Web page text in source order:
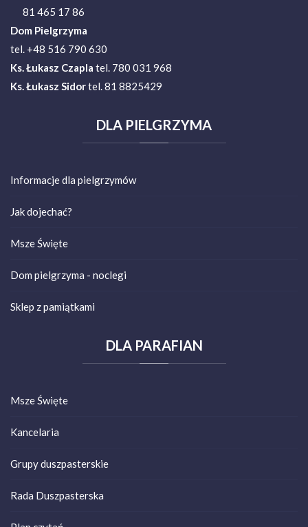
81 465 17 86
Dom Pielgrzyma
tel. +48 516 790 630
Ks.Łukasz Czapla tel. 780 031 968
Ks. Łukasz Sidortel. 81 8825429
DLA PIELGRZYMA
Informacje dla pielgrzymów
Jak dojechać?
Msze Święte
Dom pielgrzyma - noclegi
Sklep z pamiątkami
DLAPARAFIAN
Msze Święte
Kancelaria
Grupy duszpasterskie
Rada Duszpasterska